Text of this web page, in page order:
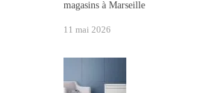
magasins à Marseille
11 mai 2026